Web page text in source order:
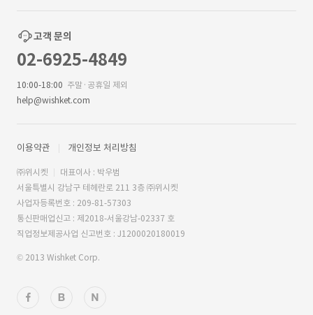
고객 문의
02-6925-4849
10:00-18:00 주말·공휴일 제외
help@wishket.com
이용약관 개인정보 처리방침
㈜위시켓
대표이사 : 박우범
서울특별시 강남구 테헤란로 211 3층 ㈜위시켓
사업자등록번호 : 209-81-57303
통신판매업신고 : 제2018-서울강남-02337 호
직업정보제공사업 신고번호 : J1200020180019
© 2013 Wishket Corp.